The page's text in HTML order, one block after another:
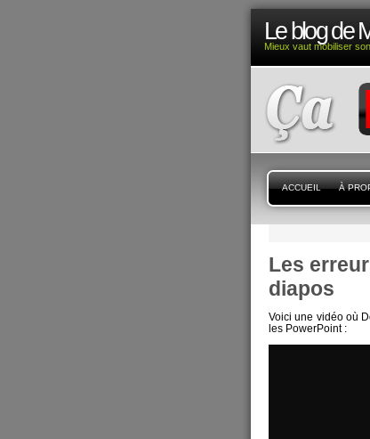
Le blog de
Mieux vaut mobiliser
ACCUEIL À
Les
diapos
Voici une vidéo où
les PowerPoint :